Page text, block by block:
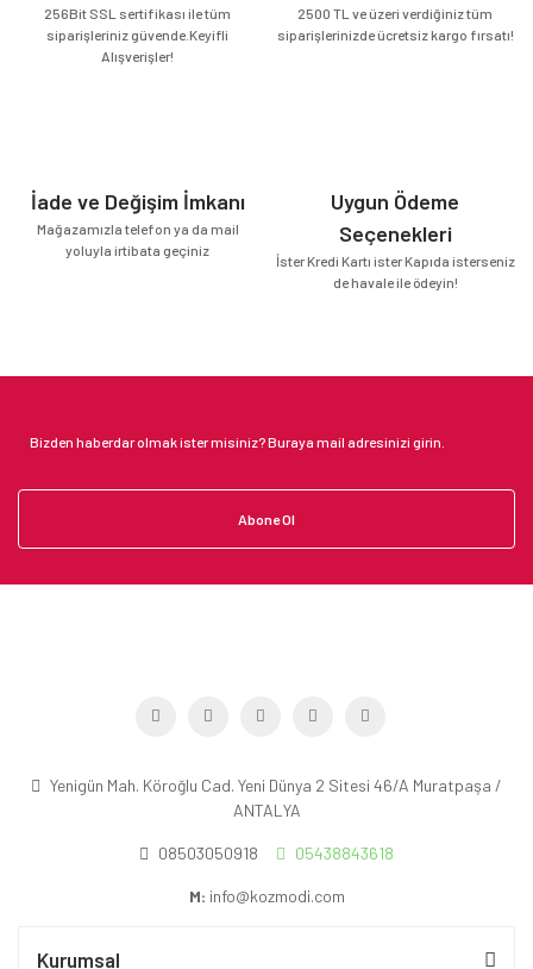
256Bit SSL sertifikası ile tüm
siparişleriniz güvende.Keyifli
Alışverişler!
2500 TL ve üzeri verdiğiniz tüm
siparişlerinizde ücretsiz kargo fırsatı!
İade ve Değişim İmkanı
Mağazamızla telefon ya da mail
yoluyla irtibata geçiniz
Uygun Ödeme
Seçenekleri
İster Kredi Kartı ister Kapıda isterseniz
de havale ile ödeyin!
Abone Ol
Yenigün Mah. Köroğlu Cad. Yeni Dünya 2 Sitesi 46/A Muratpaşa /
ANTALYA
08503050918 05438843618
M: info@kozmodi.com
Kurumsal